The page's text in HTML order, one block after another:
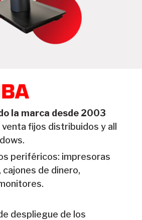
la marca desde 2003
fijos distribuidos y all
periféricos: impresoras
de dinero,
despliegue de los